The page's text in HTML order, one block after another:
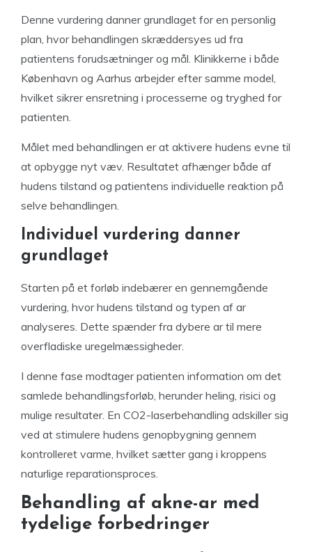
Denne vurdering danner grundlaget for en personlig
plan, hvor behandlingen skræddersyes ud fra
patientens forudsætninger og mål. Klinikkerne i både
København og Aarhus arbejder efter samme model,
hvilket sikrer ensretning i processerne og tryghed for
patienten.
Målet med behandlingen er at aktivere hudens evne til
at opbygge nyt væv. Resultatet afhænger både af
hudens tilstand og patientens individuelle reaktion på
selve behandlingen.
Individuel vurdering danner
grundlaget
Starten på et forløb indebærer en gennemgående
vurdering, hvor hudens tilstand og typen af ar
analyseres. Dette spænder fra dybere ar til mere
overfladiske uregelmæssigheder.
I denne fase modtager patienten information om det
samlede behandlingsforløb, herunder heling, risici og
mulige resultater. En CO2-laserbehandling adskiller sig
ved at stimulere hudens genopbygning gennem
kontrolleret varme, hvilket sætter gang i kroppens
naturlige reparationsproces.
Behandling af akne-ar med
tydelige forbedringer